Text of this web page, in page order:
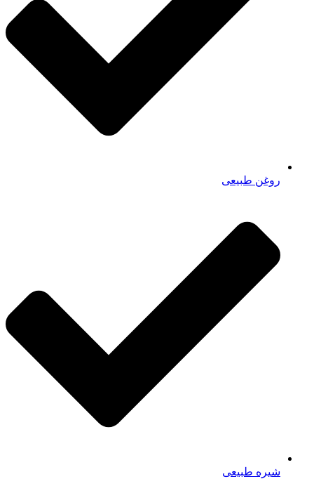
روغن طبیعی
شیره طبیعی